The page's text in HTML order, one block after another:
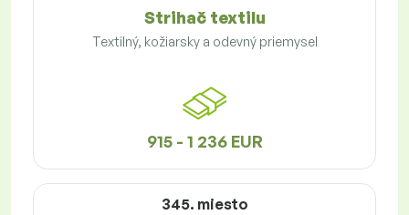
Strihač textilu
Textilný, kožiarsky a odevný priemysel
915 - 1 236 EUR
345. miesto